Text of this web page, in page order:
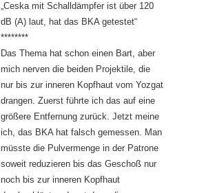
„Ceska mit Schalldämpfer ist über 120
dB (A) laut, hat das BKA getestet“
********
Das Thema hat schon einen Bart, aber
mich nerven die beiden Projektile, die
nur bis zur inneren Kopfhaut vom Yozgat
drangen. Zuerst führte ich das auf eine
größere Entfernung zurück. Jetzt meine
ich, das BKA hat falsch gemessen. Man
müsste die Pulvermenge in der Patrone
soweit reduzieren bis das Geschoß nur
noch bis zur inneren Kopfhaut